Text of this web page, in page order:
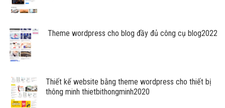
Theme wordpress cho blog đầy đủ công cụ blog2022
Thiết kế website bằng theme wordpress cho thiết bị
thông minh thietbithongminh2020